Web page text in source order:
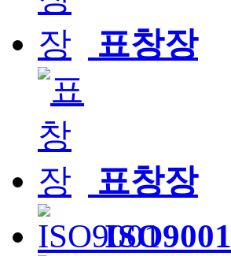
표창장
표창장
ISO9001